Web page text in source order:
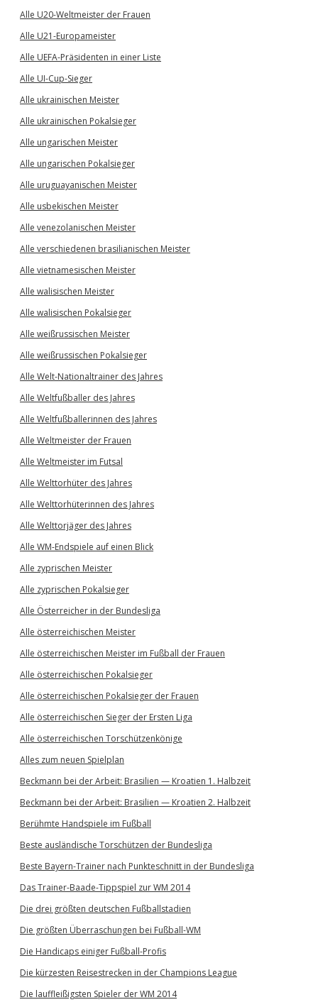
Alle U20-Weltmeister der Frauen
Alle U21-Europameister
Alle UEFA-Präsidenten in einer Liste
Alle UI-Cup-Sieger
Alle ukrainischen Meister
Alle ukrainischen Pokalsieger
Alle ungarischen Meister
Alle ungarischen Pokalsieger
Alle uruguayanischen Meister
Alle usbekischen Meister
Alle venezolanischen Meister
Alle verschiedenen brasilianischen Meister
Alle vietnamesischen Meister
Alle walisischen Meister
Alle walisischen Pokalsieger
Alle weißrussischen Meister
Alle weißrussischen Pokalsieger
Alle Welt-Nationaltrainer des Jahres
Alle Weltfußballer des Jahres
Alle Weltfußballerinnen des Jahres
Alle Weltmeister der Frauen
Alle Weltmeister im Futsal
Alle Welttorhüter des Jahres
Alle Welttorhüterinnen des Jahres
Alle Welttorjäger des Jahres
Alle WM-Endspiele auf einen Blick
Alle zyprischen Meister
Alle zyprischen Pokalsieger
Alle Österreicher in der Bundesliga
Alle österreichischen Meister
Alle österreichischen Meister im Fußball der Frauen
Alle österreichischen Pokalsieger
Alle österreichischen Pokalsieger der Frauen
Alle österreichischen Sieger der Ersten Liga
Alle österreichischen Torschützenkönige
Alles zum neuen Spielplan
Beckmann bei der Arbeit: Brasilien — Kroatien 1. Halbzeit
Beckmann bei der Arbeit: Brasilien — Kroatien 2. Halbzeit
Berühmte Handspiele im Fußball
Beste ausländische Torschützen der Bundesliga
Beste Bayern-Trainer nach Punkteschnitt in der Bundesliga
Das Trainer-Baade-Tippspiel zur WM 2014
Die drei größten deutschen Fußballstadien
Die größten Überraschungen bei Fußball-WM
Die Handicaps einiger Fußball-Profis
Die kürzesten Reisestrecken in der Champions League
Die lauffleißigsten Spieler der WM 2014